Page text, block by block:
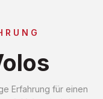
Erfahrung für einen